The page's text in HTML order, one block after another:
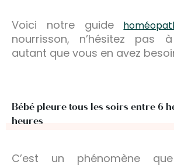
Voici notre guide
nourrisson, n’hésitez pas
autant que vous en avez
Bébé pleure tous les soirs entre 6
heures
C’est un phénomène